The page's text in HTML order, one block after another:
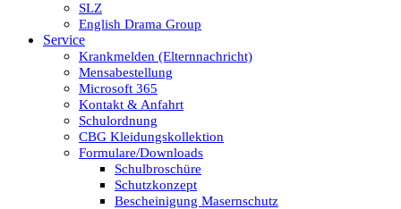
SLZ
English Drama Group
Service
Krankmelden (Elternnachricht)
Mensabestellung
Microsoft 365
Kontakt & Anfahrt
Schulordnung
CBG Kleidungskollektion
Formulare/Downloads
Schulbroschüre
Schutzkonzept
Bescheinigung Masernschutz